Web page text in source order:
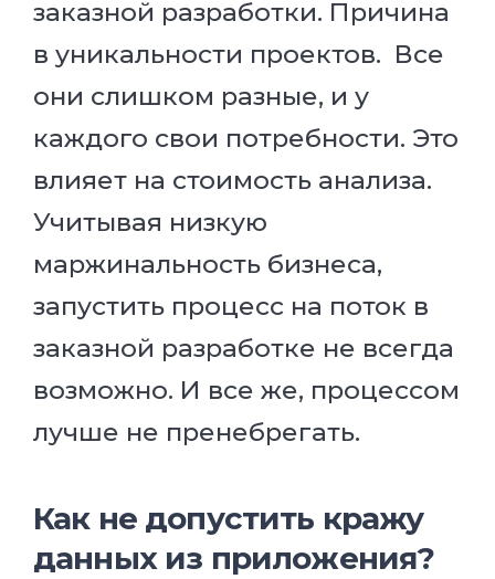
заказной разработки. Причина
в уникальности проектов. Все
они слишком разные, и у
каждого свои потребности. Это
влияет на стоимость анализа.
Учитывая низкую
маржинальность бизнеса,
запустить процесс на поток в
заказной разработке не всегда
возможно. И все же, процессом
лучше не пренебрегать.
Как не допустить кражу
данных из приложения?